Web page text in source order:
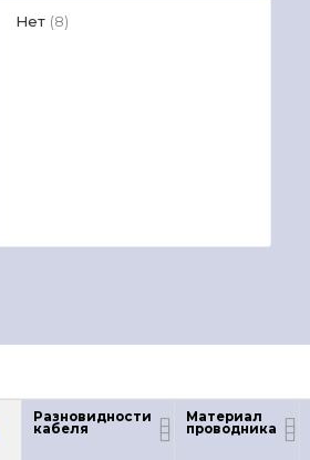
Нет (8)
Разновидности
кабеля
Материал
проводника